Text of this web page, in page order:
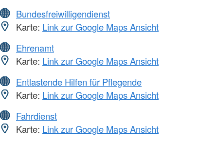
Bundesfreiwilligendienst
Karte: Link zur Google Maps Ansicht
Ehrenamt
Karte: Link zur Google Maps Ansicht
Entlastende Hilfen für Pflegende
Karte: Link zur Google Maps Ansicht
Fahrdienst
Karte: Link zur Google Maps Ansicht